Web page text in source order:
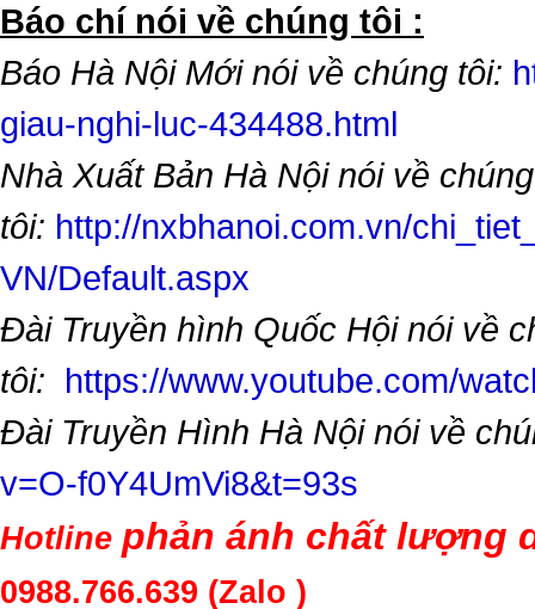
​Báo chí nói về chúng tôi :
Báo Hà Nội Mới nói về chúng tôi:
giau-nghi-luc-434488.html
Nhà Xuất Bản Hà Nội nói về chúng
tôi: http://nxbhanoi.com.vn/
VN/Default.aspx
Đài Truyền hình Quốc Hội nói về
tôi: https://www.youtube.com/
Đài Truyền Hình Hà Nội nói về
v=O-f0Y4UmVi8&t=93s
Hotline phản ánh chất lượng
0988.766.639 (Zalo )